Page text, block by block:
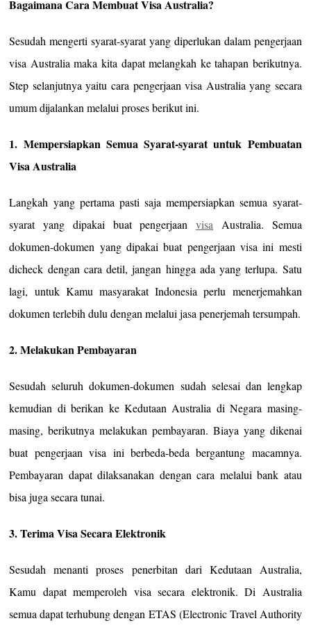
Bagaimana Cara Membuat Visa Australia?
Sesudah mengerti syarat-syarat yang diperlukan dalam pengerjaan
visa Australia maka kita dapat melangkah ke tahapan berikutnya.
Step selanjutnya yaitu cara pengerjaan visa Australia yang secara
umum dijalankan melalui proses berikut ini.
1. Mempersiapkan Semua Syarat-syarat untuk Pembuatan
Visa Australia
Langkah yang pertama pasti saja mempersiapkan semua syarat-
syarat yang dipakai buat pengerjaanvisa Australia. Semua
dokumen-dokumen yang dipakai buat pengerjaan visa ini mesti
dicheck dengan cara detil, jangan hingga ada yang terlupa. Satu
lagi, untuk Kamu masyarakat Indonesia perlu menerjemahkan
dokumen terlebih dulu dengan melalui jasa penerjemah tersumpah.
2. Melakukan Pembayaran
Sesudah seluruh dokumen-dokumen sudah selesai dan lengkap
kemudian di berikan ke Kedutaan Australia di Negara masing-
masing, berikutnya melakukan pembayaran. Biaya yang dikenai
buat pengerjaan visa ini berbeda-beda bergantung macamnya.
Pembayaran dapat dilaksanakan dengan cara melalui bank atau
bisa juga secara tunai.
3. Terima Visa Secara Elektronik
Sesudah menanti proses penerbitan dari Kedutaan Australia,
Kamu dapat memperoleh visa secara elektronik. Di Australia
semua dapat terhubung dengan ETAS (Electronic Travel Authority